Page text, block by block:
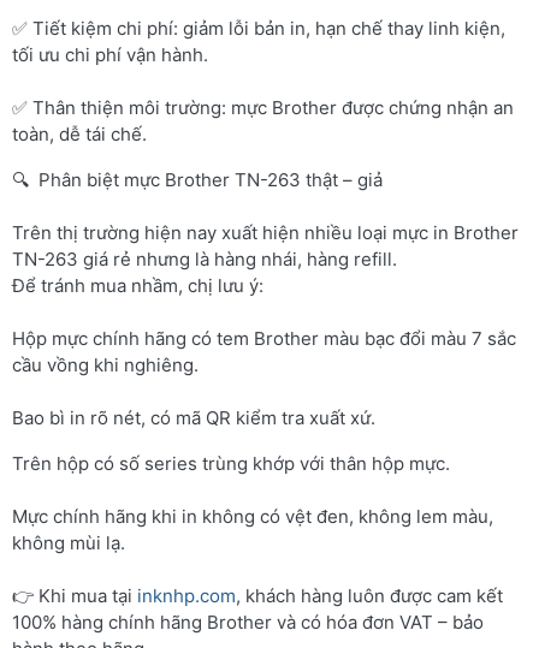
✅ Tiết kiệm chi phí: giảm lỗi bản in, hạn chế thay linh kiện,
tối ưu chi phí vận hành.
✅ Thân thiện môi trường: mực Brother được chứng nhận an
toàn, dễ tái chế.
🔍 Phân biệt mực Brother TN-263 thật – giả
Trên thị trường hiện nay xuất hiện nhiều loại mực in Brother
TN-263 giá rẻ nhưng là hàng nhái, hàng refill.
Để tránh mua nhầm, chị lưu ý:
Hộp mực chính hãng có tem Brother màu bạc đổi màu 7 sắc
cầu vồng khi nghiêng.
Bao bì in rõ nét, có mã QR kiểm tra xuất xứ.
Trên hộp có số series trùng khớp với thân hộp mực.
Mực chính hãng khi in không có vệt đen, không lem màu,
không mùi lạ.
👉 Khi mua tại inknhp.com, khách hàng luôn được cam kết
100% hàng chính hãng Brother và có hóa đơn VAT – bảo